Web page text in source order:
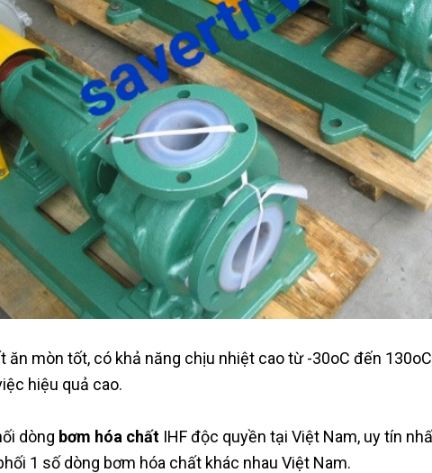
ăn mòn tốt, có khả năng chịu nhiệt cao từ -30oC đến
hiệu quả cao.
dòng bơm hóa chất IHF độc quyền tại Việt Nam, uy tín
1 số dòng bơm hóa chất khác nhau Việt Nam.